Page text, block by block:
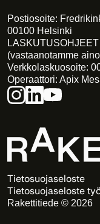
Postiosoite:
00100 Helsinki
LASKUTUSOHJEET
(vastaanotamme
Verkkolaskuosoite:
Operaattori: Apix
Tietosuojaseloste
Tietosuojaseloste
Rakettitiede © 2026